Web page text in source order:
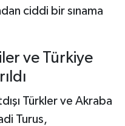
ciddi bir sınama
ve Türkiye
Türkler ve Akraba
Turus,